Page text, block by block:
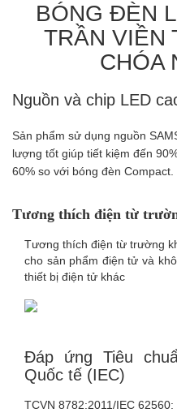
BÓNG ĐÈN
TRẦN VIỀN
CHÓA
Nguồn và chip LED
Sản phẩm sử dụng nguồn
lượng tốt giúp tiết kiệm đến
60% so với bóng đèn Compact.
Tương thích điện từ
Tương thích điện từ trường
cho sản phẩm điện tử và
thiết bị điện tử khác
Đáp ứng Tiêu
Quốc tế (IEC)
TCVN 8782:2011/IEC